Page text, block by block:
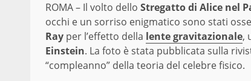
ROMA – Il volto dello Stregatto di Alice nel
occhi e un sorriso enigmatico sono stati
Ray per l’effetto della lente gravitazionale,
Einstein. La foto è stata pubblicata sulla
“compleanno” della teoria del celebre fisico.